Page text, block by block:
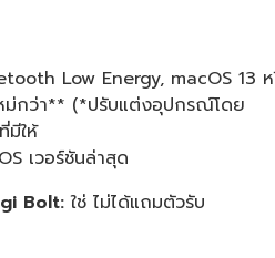
Low Energy, macOS 13
ม่กว่า** (*ปรับแต่งอุปกรณ์โดย
มีให้
เวอร์ชันล่าสุด
Bolt: ใช่ ไม่ได้แถมตัวรับ